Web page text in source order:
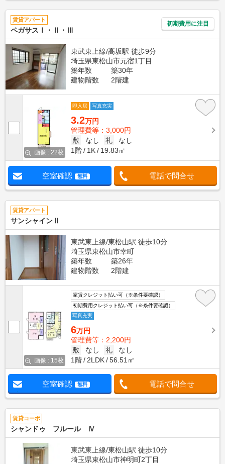
賃貸アパート
ペガサスⅠ・Ⅱ・Ⅲ
初期費用に注目
東武東上線/高坂駅 徒歩9分
埼玉県東松山市元宿1丁目
築年数
築30年
建物階数
2階建
画像 : 22枚
即入居 写真充実
3.2万円
管理費等：3,000円
敷
なし 礼
なし
1階
1K 19.83㎡
空室確認 無料 電話で問合せ
賃貸アパート
サンシャインⅡ
東武東上線/東松山駅 徒歩10分
埼玉県東松山市幸町
築年数
築26年
建物階数
2階建
画像 : 15枚
家賃クレジット払い可（※条件要確認）
初期費用クレジット払い可（※条件要確認）
写真充実
6万円
管理費等：2,200円
敷
なし 礼
なし
1階
2LDK 56.51㎡
空室確認 無料 電話で問合せ
賃貸コーポ
シャンドゥ フルール Ⅳ
東武東上線/東松山駅 徒歩10分
埼玉県東松山市神明町2丁目